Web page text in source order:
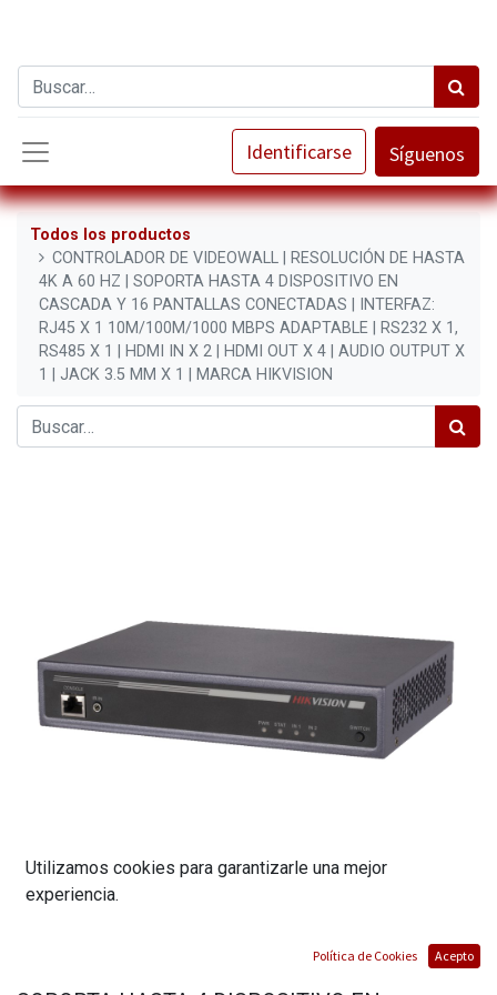
Identificarse Síguenos
Todos los productos
CONTROLADOR DE VIDEOWALL | RESOLUCIÓN DE HASTA
4K A 60 HZ | SOPORTA HASTA 4 DISPOSITIVO EN
CASCADA Y 16 PANTALLAS CONECTADAS | INTERFAZ:
RJ45 X 1 10M/100M/1000 MBPS ADAPTABLE | RS232 X 1,
RS485 X 1 | HDMI IN X 2 | HDMI OUT X 4 | AUDIO OUTPUT X
1 | JACK 3.5 MM X 1 | MARCA HIKVISION
RESOLUCIÓN DE HASTA 4K A 60 HZ |
Utilizamos cookies para garantizarle una mejor
experiencia.
Política de Cookies Acepto